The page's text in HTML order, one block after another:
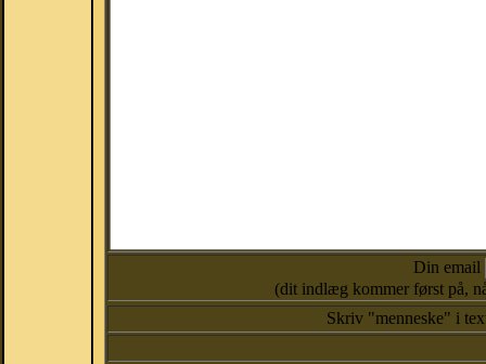
Din email
(dit indlæg kommer først på,
Skriv "menneske" i